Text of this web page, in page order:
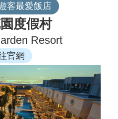
客最愛飯店
度假村
Resort
官網